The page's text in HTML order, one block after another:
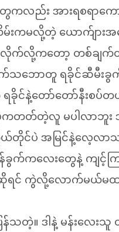
ကလည်း အားရစရာကေ
ယိမ်းကမလို့တဲ့ ယောက်ျာ
လိုက်လို့ကတော့ တစ်ချ
က်သဘောတူ ရခိုင်ဆီမီ
ခိုင်နဲ့တော်တော်နီးစပ်
မှကတတ်တဲ့လူ မပါလာဘူး
တိုင်ပဲ အမြင်နဲ့လေ့လာ
ကလေးတွေနဲ့ ကျင့်ကြ
ဆိုရင် ကွဲလို့လောက်မယ်မ
သတဲ့။ ဒါနဲ့ မန်းလေ